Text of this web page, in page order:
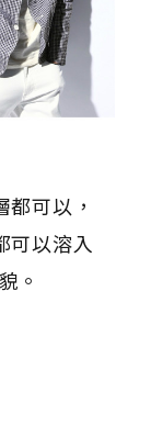
可以，
可以溶入
。